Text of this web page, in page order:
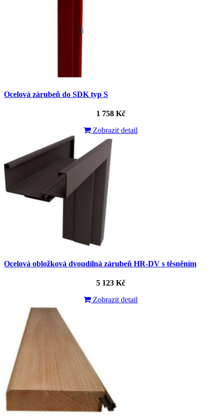
Ocelová zárubeň do SDK typ S
1 758 Kč
Zobrazit detail
Ocelová obložková dvoudílná zárubeň HR-DV s těsněním
5 123 Kč
Zobrazit detail